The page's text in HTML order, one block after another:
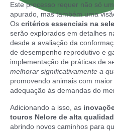
Este processo requer não só
apurado, mas também uma
Os critérios essenciais na
serão explorados em detalhes
desde a avaliação da
de desempenho reprodutivo e
implementação de práticas de
melhorar significativamente a
promovendo animais com
adequação às demandas do
Adicionando a isso, as
touros Nelore de alta
abrindo novos caminhos para